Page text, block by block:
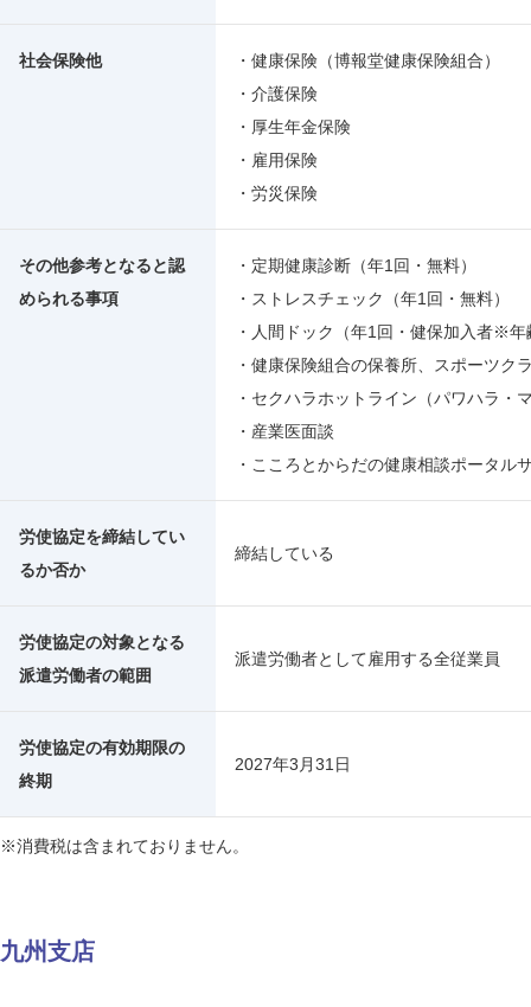
社会保険他
・健康保険（博報堂健康保険組合）
・介護保険
・厚生年金保険
・雇用保険
・労災保険
その他参考となると認
められる事項
・定期健康診断（年1回・無料）
・ストレスチェック（年1回・無料）
・人間ドック（年1回・健保加入者※
・健康保険組合の保養所、スポーツク
・セクハラホットライン（パワハラ・
・産業医面談
・こころとからだの健康相談ポータル
労使協定を締結してい
るか否か
締結している
労使協定の対象となる
派遣労働者の範囲
派遣労働者として雇用する全従業員
労使協定の有効期限の
終期
2027年3月31日
※消費税は含まれておりません。
九州支店